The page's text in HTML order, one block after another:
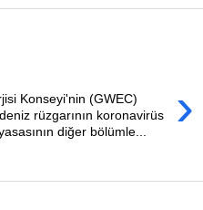
›
Konseyi'nin (GWEC)
rüzgarının koronavirüs
diğer bölümle...